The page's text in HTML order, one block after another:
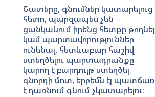
Շատերը, գնումներ կատարելուց
հետո, պարզապես չեն
ցանկանում իրենց հետքը թողնել
կամ պարտավորություններ
ունենալ, հետևաբար հաշիվ
ստեղծելու պարտադրանքը
կարող է բարդույթ ստեղծել
գնորդի մոտ, երբեմն էլ պատճառ
է դառնում գնում չկատարելու։